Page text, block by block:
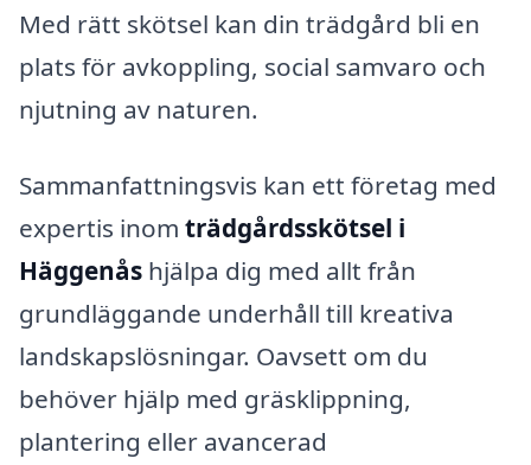
Med rätt skötsel kan din trädgård bli en
plats för avkoppling, social samvaro och
njutning av naturen.
Sammanfattningsvis kan ett företag med
expertis inom trädgårdsskötsel i
Häggenås hjälpa dig med allt från
grundläggande underhåll till kreativa
landskapslösningar. Oavsett om du
behöver hjälp med gräsklippning,
plantering eller avancerad